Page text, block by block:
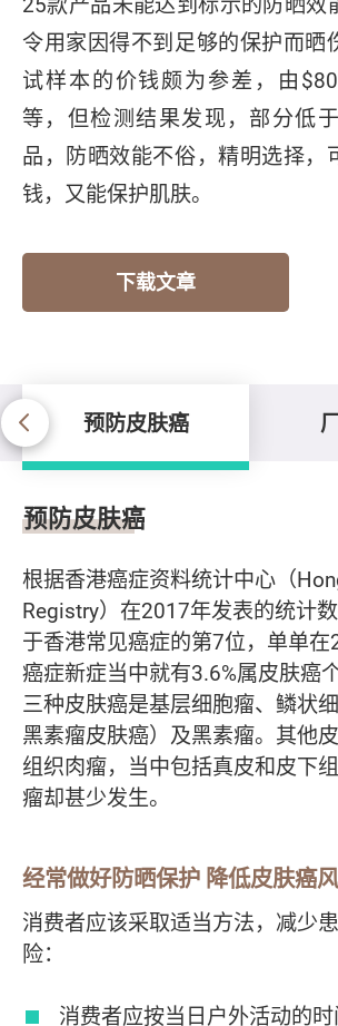
令用家因得不到足够的保护而晒
试样本的价钱颇为参差，由
等，但检测结果发现，部分低
品，防晒效能不俗，精明选择，
钱，又能保护肌肤。
下载文章
预防皮肤癌
预防皮肤癌
预防皮肤癌
根据香港癌症资料统计中心（
Registry）在2017年发表的统计
于香港常见癌症的第7位，单单
癌症新症当中就有3.6%属皮肤癌
三种皮肤癌是基层细胞瘤、鳞状
黑素瘤皮肤癌）及黑素瘤。其他
组织肉瘤，当中包括真皮和皮下
瘤却甚少发生。
经常做好防晒保护 降低皮肤癌
消费者应该采取适当方法，减少
险：
消费者应按当日户外活动的